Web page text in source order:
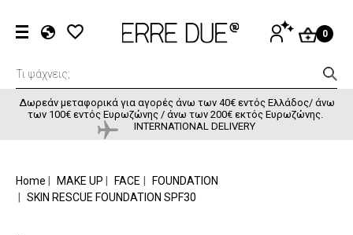
EN
FR
User
ΕΊΣΟΔΟΣ0
Δωρεάν μεταφορικά για αγορές άνω των 40€ εντός Ελλάδος/ άνω
των 100€ εντός Ευρωζώνης / άνω των 200€ εκτός Ευρωζώνης.
INTERNATIONAL DELIVERY
BREADCRUMB
Home MAKE UP FACE
FOUNDATION
SKIN RESCUE FOUNDATION SPF30